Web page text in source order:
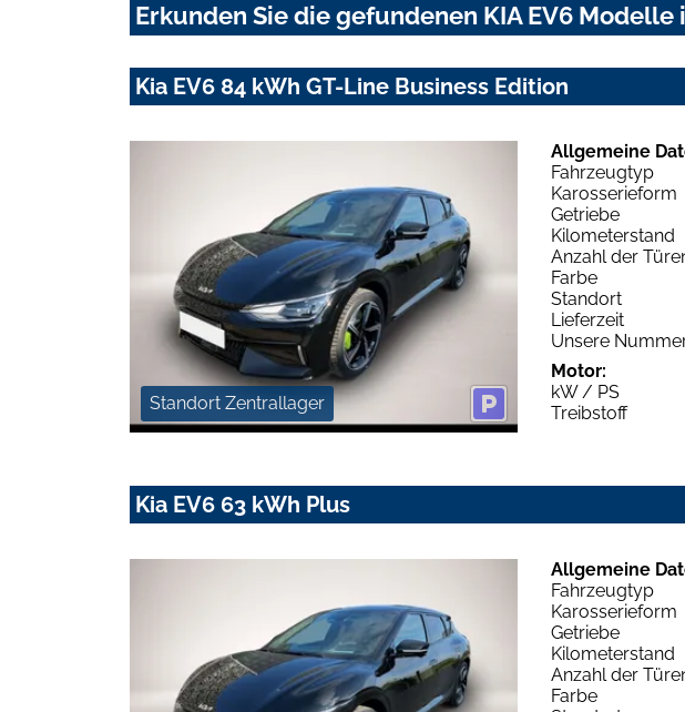
Erkunden Sie die gefundenen KIA EV6
Kia EV6 84 kWh GT-Line Business Edition
Standort Zentrallager
Allgemeine
Fahrzeugtyp
Karosserieform
Getriebe
Kilometerstand
Anzahl der
Farbe
Standort
Lieferzeit
Unsere
Motor:
kW / PS
Treibstoff
Kia EV6 63 kWh Plus
Allgemeine
Fahrzeugtyp
Karosserieform
Getriebe
Kilometerstand
Anzahl der
Farbe